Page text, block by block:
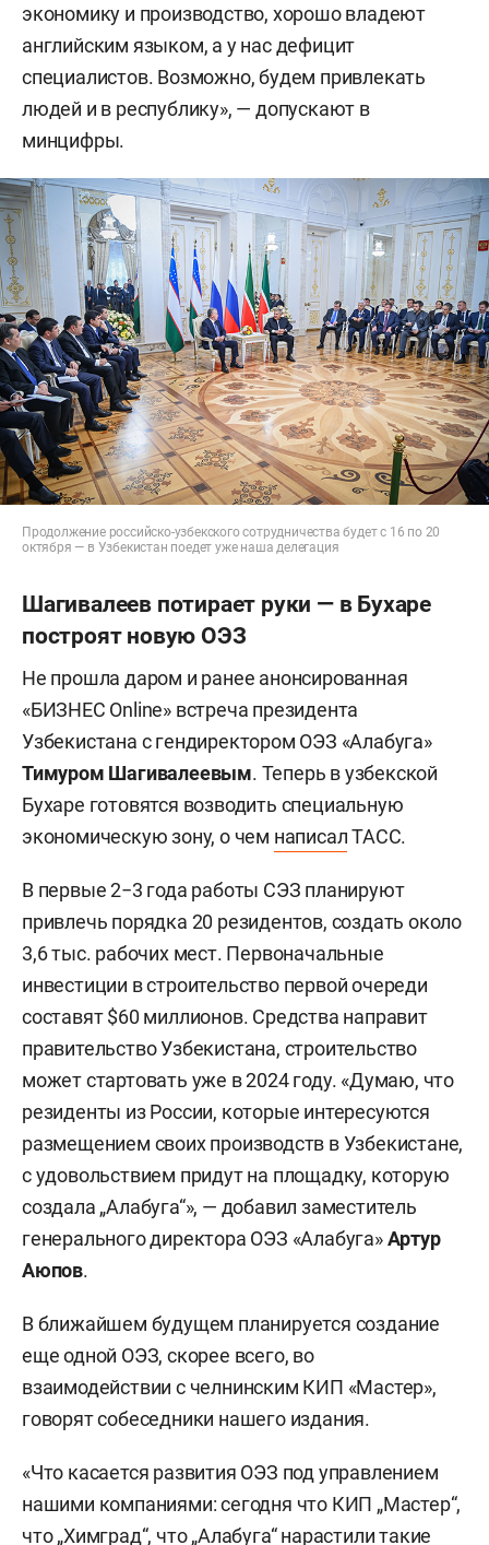
экономику и производство, хорошо владеют
английским языком, а у нас дефицит
специалистов. Возможно, будем привлекать
людей и в республику», — допускают в
минцифры.
Продолжение российско-узбекского сотрудничества будет с 16 по 20
октября — в Узбекистан поедет уже наша делегация
Шагивалеев потирает руки — в Бухаре
построят новую ОЭЗ
Не прошла даром и ранее анонсированная
«БИЗНЕС Online» встреча президента
Узбекистана с гендиректором ОЭЗ «Алабуга»
Тимуром Шагивалеевым. Теперь в узбекской
Бухаре готовятся возводить специальную
экономическую зону, о чем написалТАСС.
В первые 2−3 года работы СЭЗ планируют
привлечь порядка 20 резидентов, создать около
3,6 тыс. рабочих мест. Первоначальные
инвестиции в строительство первой очереди
составят $60 миллионов. Средства направит
правительство Узбекистана, строительство
может стартовать уже в 2024 году. «Думаю, что
резиденты из России, которые интересуются
размещением своих производств в Узбекистане,
с удовольствием придут на площадку, которую
создала „Алабуга“», — добавил заместитель
генерального директора ОЭЗ «Алабуга»Артур
Аюпов.
В ближайшем будущем планируется создание
еще одной ОЭЗ, скорее всего, во
взаимодействии с челнинским КИП «Мастер»,
говорят собеседники нашего издания.
«Что касается развития ОЭЗ под управлением
нашими компаниями: сегодня что КИП „Мастер“,
что „Химград“, что „Алабуга“ нарастили такие